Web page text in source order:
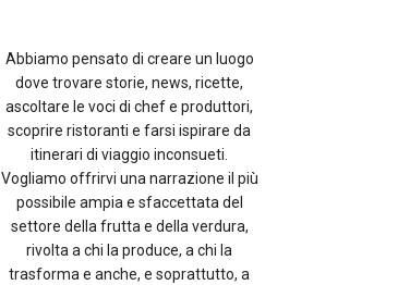
Abbiamo pensato di creare un luogo
dove trovare storie, news, ricette,
ascoltare le voci di chef e produttori,
scoprire ristoranti e farsi ispirare da
itinerari di viaggio inconsueti.
Vogliamo offrirvi una narrazione il più
possibile ampia e sfaccettata del
settore della frutta e della verdura,
rivolta a chi la produce, a chi la
trasforma e anche, e soprattutto, a